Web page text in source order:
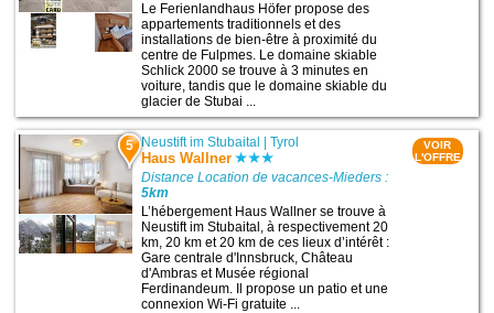
Le Ferienlandhaus Höfer propose des
appartements traditionnels et des
installations de bien-être à proximité du
centre de Fulpmes. Le domaine skiable
Schlick 2000 se trouve à 3 minutes en
voiture, tandis que le domaine skiable du
glacier de Stubai ...
5 Neustift im Stubaital |Tyrol
Haus Wallner
Distance Location de vacances-Mieders :
5km
L’hébergement Haus Wallner se trouve à
Neustift im Stubaital, à respectivement 20
km, 20 km et 20 km de ces lieux d’intérêt :
Gare centrale d'Innsbruck, Château
d'Ambras et Musée régional
Ferdinandeum. Il propose un patio et une
connexion Wi-Fi gratuite ...
VOIR
L'OFFRE